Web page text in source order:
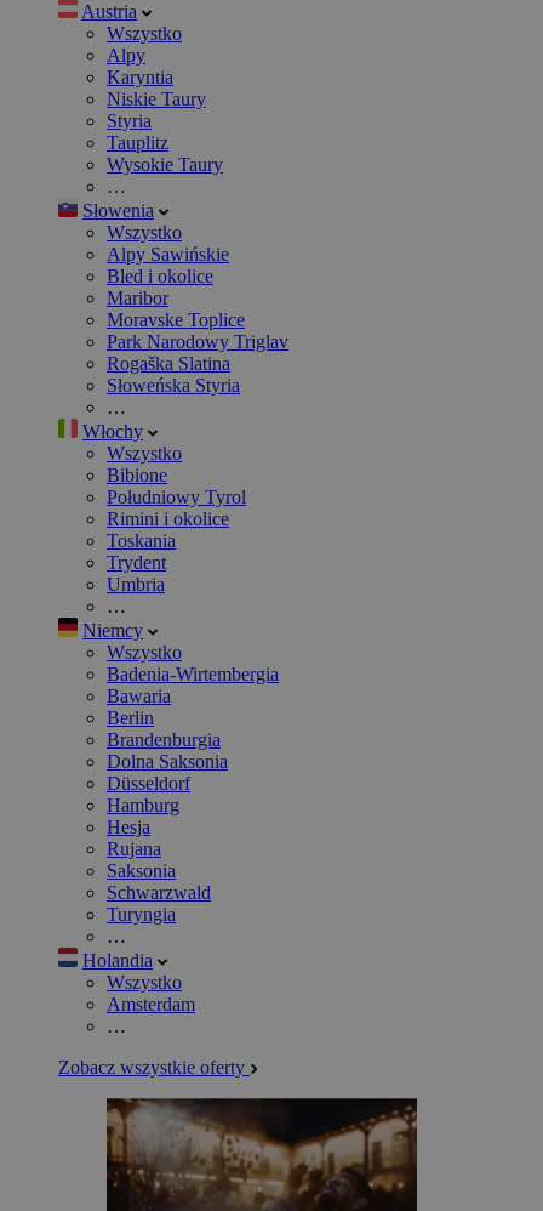
Austria
Wszystko
Alpy
Karyntia
Niskie Taury
Styria
Tauplitz
Wysokie Taury
…
Słowenia
Wszystko
Alpy Sawińskie
Bled i okolice
Maribor
Moravske Toplice
Park Narodowy Triglav
Rogaška Slatina
Słoweńska Styria
…
Włochy
Wszystko
Bibione
Południowy Tyrol
Rimini i okolice
Toskania
Trydent
Umbria
…
Niemcy
Wszystko
Badenia-Wirtembergia
Bawaria
Berlin
Brandenburgia
Dolna Saksonia
Düsseldorf
Hamburg
Hesja
Rujana
Saksonia
Schwarzwald
Turyngia
…
Holandia
Wszystko
Amsterdam
…
Zobacz wszystkie oferty